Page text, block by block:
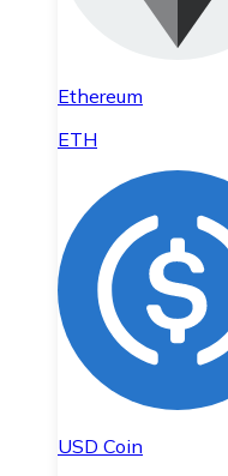
Ethereum
ETH
USD Coin